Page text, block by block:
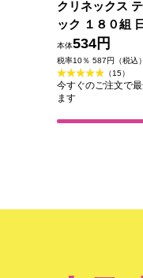
クリネックス
ック １８０組
本体534円
税率10％ 587円（税込）
（15）
今すぐのご注文で
ます